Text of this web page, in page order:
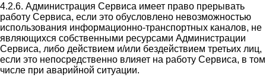
4.2.6. Администрация Сервиса имеет право прерывать
работу Сервиса, если это обусловлено невозможностью
использования информационно-транспортных каналов, не
являющихся собственными ресурсами Администрации
Сервиса, либо действием и/или бездействием третьих лиц,
если это непосредственно влияет на работу Сервиса, в том
числе при аварийной ситуации.